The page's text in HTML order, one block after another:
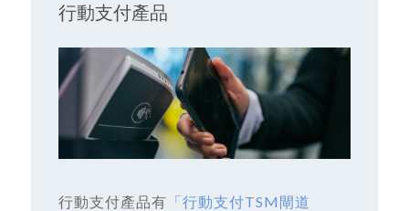
行動支付產品
行動支付產品有 「行動支付TSM閘道